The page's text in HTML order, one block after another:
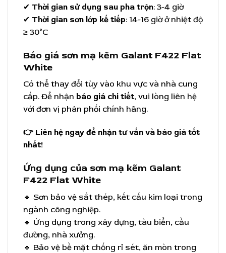
✔ Thời gian sử dụng sau pha trộn: 3-4 giờ
✔ Thời gian sơn lớp kế tiếp: 14-16 giờ ở nhiệt độ
≥ 30°C
Báo giá sơn mạ kẽm Galant F422 Flat
White
Có thể thay đổi tùy vào khu vực và nhà cung
cấp. Để nhận báo giá chi tiết, vui lòng liên hệ
với đơn vị phân phối chính hãng.
👉 Liên hệ ngay để nhận tư vấn và báo giá tốt
nhất!
Ứng dụng của sơn mạ kẽm Galant
F422 Flat White
🔹 Sơn bảo vệ sắt thép, kết cấu kim loại trong
ngành công nghiệp.
🔹 Ứng dụng trong xây dựng, tàu biển, cầu
đường, nhà xưởng.
🔹 Bảo vệ bề mặt chống rỉ sét, ăn mòn trong